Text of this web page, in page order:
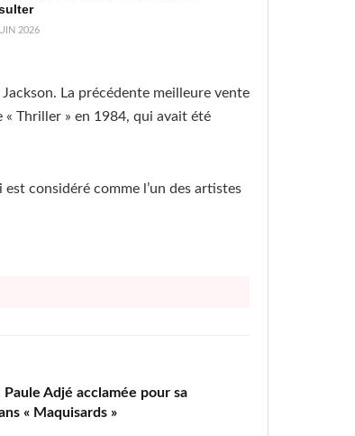
2026
La précédente meilleure vente
Thriller » en 1984, qui avait été
considéré comme l’un des artistes
Adjé acclamée pour sa
« Maquisards »